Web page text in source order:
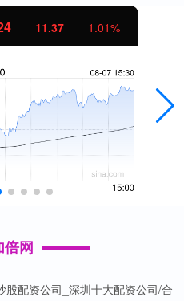
11.37 1.01%
倍网
股配资公司_深圳十大配资公司/合